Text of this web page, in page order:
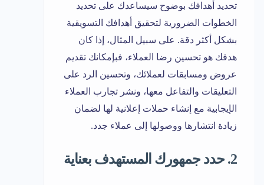
تحديد أهدافك بوضوح سيساعدك على تحديد
الخطوات الضرورية لتحقيق أهدافك التسويقية
بشكل أكثر دقة. على سبيل المثال، إذا كان
هدفك هو تحسين رضا العملاء، فبإمكانك تقديم
عروض ومسابقات لعملائك، وتحسين الرد على
التعليقات والتفاعل معها، ونشر تجارب العملاء
الإيجابية مع إنشاء حملات إعلانية لها لضمان
زيادة انتشارها ووصولها إلى عملاء جدد.
2. حدد جمهورك المستهدف بعناية